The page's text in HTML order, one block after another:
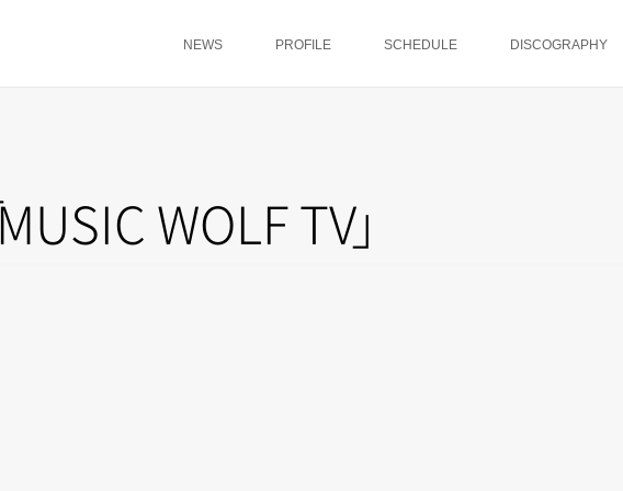
NEWS PROFILE SCHEDULE DISCOGRAPHY
MUSIC WOLF TV」